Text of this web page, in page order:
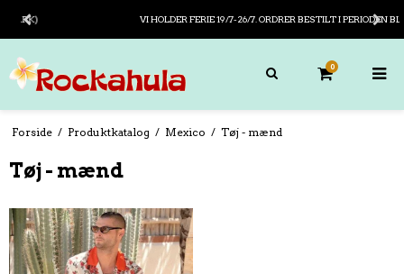
GRATIS FRAGT PÅ KØB OVER 799,- ( I DANMARK)
0
Forside / Produktkatalog / Mexico / Tøj - mænd
Tøj - mænd